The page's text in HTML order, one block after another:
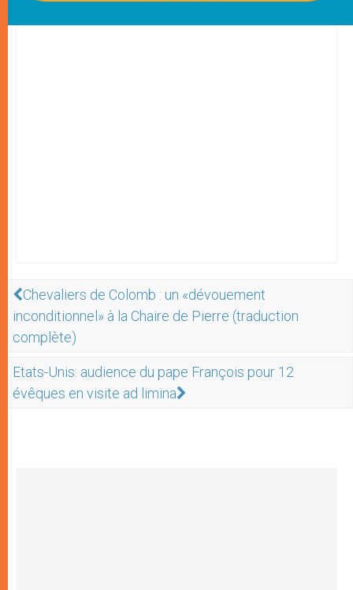
Chevaliers de Colomb : un «dévouement
inconditionnel» à la Chaire de Pierre (traduction
complète)
Etats-Unis: audience du pape François pour 12
évêques en visite ad limina